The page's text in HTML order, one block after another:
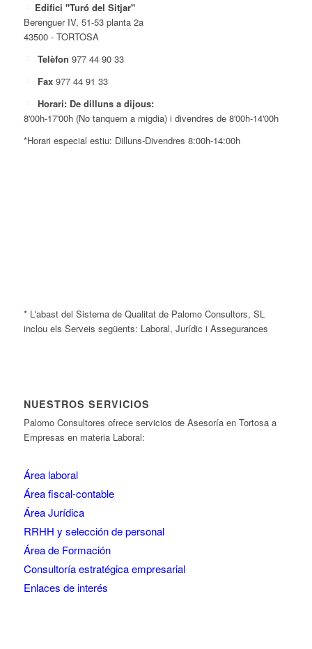
Edifici "Turó del Sitjar"
Berenguer IV, 51-53 planta 2a
43500 - TORTOSA
Telèfon 977 44 90 33
Fax 977 44 91 33
Horari: De dilluns a dijous:
8'00h-17'00h (No tanquem a migdia) i divendres de 8'00h-14'00h
*Horari especial estiu: Dilluns-Divendres 8:00h-14:00h
* L'abast del Sistema de Qualitat de Palomo Consultors, SL
inclou els Serveis següents: Laboral, Jurídic i Assegurances
NUESTROS SERVICIOS
Palomo Consultores ofrece servicios de Asesoría en Tortosa a
Empresas en materia Laboral:
Área laboral
Área fiscal-contable
Área Jurídica
RRHH y selección de personal
Área de Formación
Consultoría estratégica empresarial
Enlaces de interés